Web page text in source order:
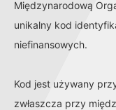
Międzynarodową
unikalny kod
niefinansowych.
Kod jest używany
zwłaszcza przy